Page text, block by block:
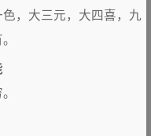
，大三元，大四喜，九